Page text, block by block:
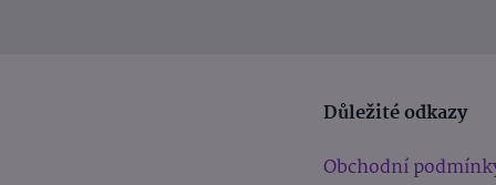
Důležité odkazy
Obchodní